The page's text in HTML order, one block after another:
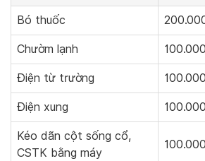
Bó thuốc
Chườm lạnh 100.000
Điện từ trường 100.000
Điện xung 100.000
Kéo dãn cột sống cổ,
CSTK bằng máy
100.000